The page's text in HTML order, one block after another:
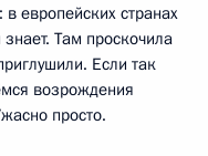
европейских странах
Там проскочила
Если так
возрождения
просто.